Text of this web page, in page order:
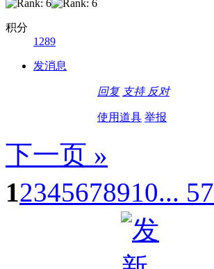
积分
1289
发消息
回复 支持 反对
使用道具 举报
下一页 »
12345678910... 57